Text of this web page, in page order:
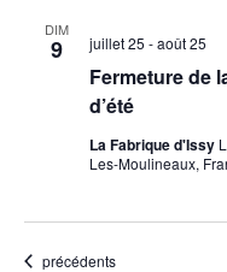
Devenir partenaire
Infos Pratiques
DIM
9
Fermeture de
d’été
juillet 25 -août 25
La Fabrique d'Issy
Les-Moulineaux,
Évènements
précédents